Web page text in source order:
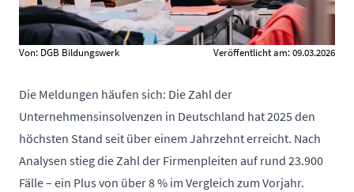
Von: DGB Bildungswerk Veröffentlicht am: 09.03.2026
Die Meldungen häufen sich: Die Zahl der
Unternehmensinsolvenzen in Deutschland hat 2025 den
höchsten Stand seit über einem Jahrzehnt erreicht. Nach
Analysen stieg die Zahl der Firmenpleiten auf rund 23.900
Fälle – ein Plus von über 8 % im Vergleich zum Vorjahr.